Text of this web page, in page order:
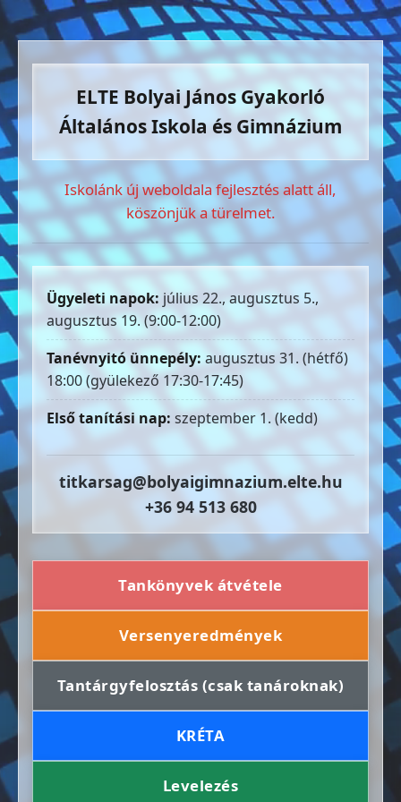
ELTE Bolyai János Gyakorló
Általános Iskola és Gimnázium
Iskolánk új weboldala fejlesztés alatt áll,
köszönjük a türelmet.
Ügyeleti napok: július 22., augusztus 5.,
augusztus 19. (9:00-12:00)
Tanévnyitó ünnepély: augusztus 31. (hétfő)
18:00 (gyülekező 17:30-17:45)
Első tanítási nap: szeptember 1. (kedd)
titkarsag@bolyaigimnazium.elte.hu
+36 94 513 680
Tankönyvek átvétele
Versenyeredmények
Tantárgyfelosztás (csak tanároknak)
KRÉTA
Levelezés